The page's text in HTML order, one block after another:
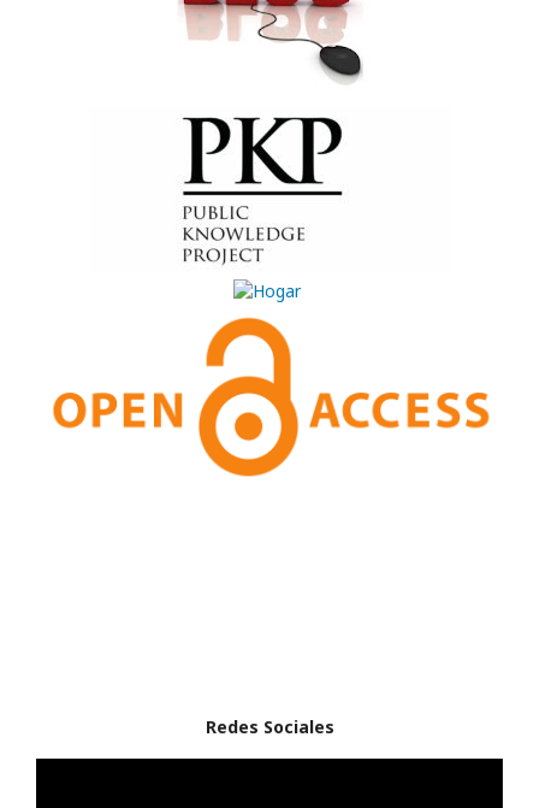
Redes Sociales